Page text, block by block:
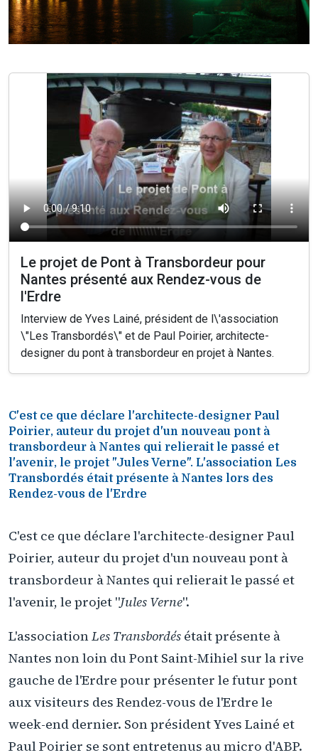
Le projet de Pont à Transbordeur pour
Nantes présenté aux Rendez-vous de
l'Erdre
Interview de Yves Lainé, président de l\'association
\"Les Transbordés\" et de Paul Poirier, architecte-
designer du pont à transbordeur en projet à Nantes.
C'est ce que déclare l'architecte-designer Paul
Poirier, auteur du projet d'un nouveau pont à
transbordeur à Nantes qui relierait le passé et
l'avenir, le projet "Jules Verne". L'association Les
Transbordés était présente à Nantes lors des
Rendez-vous de l'Erdre
C'est ce que déclare l'architecte-designer Paul
Poirier, auteur du projet d'un nouveau pont à
transbordeur à Nantes qui relierait le passé et
l'avenir, le projet "Jules Verne".
L'associationLes Transbordés était présente à
Nantes non loin du Pont Saint-Mihiel sur la rive
gauche de l'Erdre pour présenter le futur pont
aux visiteurs des Rendez-vous de l'Erdre le
week-end dernier. Son président Yves Lainé et
Paul Poirier se sont entretenus au micro d'ABP.